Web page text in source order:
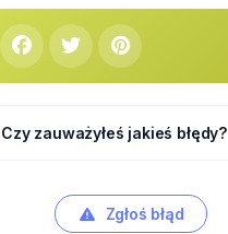
Czy zauważyłeś jakieś błędy?
Zgłoś błąd